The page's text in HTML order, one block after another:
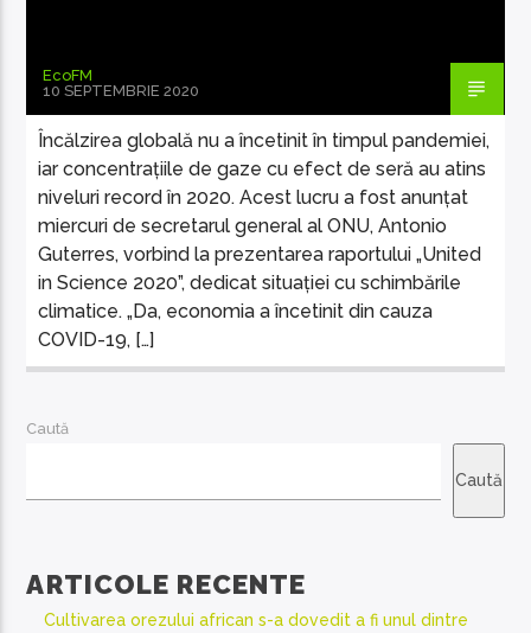
EcoFM
10 SEPTEMBRIE 2020
Încălzirea globală nu a încetinit în timpul pandemiei,
iar concentrațiile de gaze cu efect de seră au atins
niveluri record în 2020. Acest lucru a fost anunțat
miercuri de secretarul general al ONU, Antonio
Guterres, vorbind la prezentarea raportului „United
in Science 2020”, dedicat situației cu schimbările
climatice. „Da, economia a încetinit din cauza
COVID-19, […]
Caută
Caută
ARTICOLE RECENTE
Cultivarea orezului african s-a dovedit a fi unul dintre